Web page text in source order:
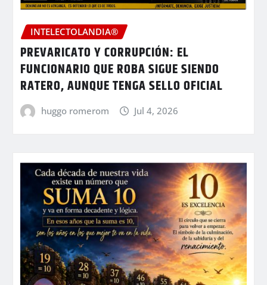
INTELECTOLANDIA®
PREVARICATO Y CORRUPCIÓN: EL
FUNCIONARIO QUE ROBA SIGUE SIENDO
RATERO, AUNQUE TENGA SELLO OFICIAL
huggo romerom Jul 4, 2026